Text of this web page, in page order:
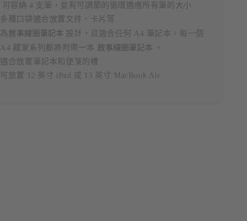
可容納 4 支筆，並有可調節的循環適應所有筆的大小
多種口袋適合放置文件、卡片等
為敘事線圈筆記本 設計，且適合任何 A4 筆記本。每一個
A4 藏家系列都將附帶一本 敘事線圈筆記本 。
適合放置筆記本和便箋的槽
可放置 12 英寸 iPad 或 13 英寸 MacBook Air